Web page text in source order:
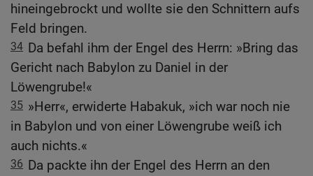
hineingebrockt und wollte sie den Schnittern aufs
Feld bringen.
34 Da befahl ihm der Engel des Herrn: »Bring das
Gericht nach Babylon zu Daniel in der
Löwengrube!«
35 »Herr«, erwiderte Habakuk, »ich war noch nie
in Babylon und von einer Löwengrube weiß ich
auch nichts.«
36 Da packte ihn der Engel des Herrn an den